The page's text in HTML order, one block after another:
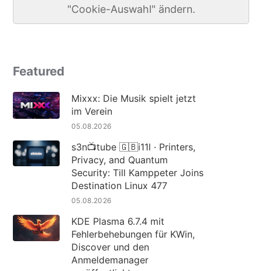
"Cookie-Auswahl" ändern.
Featured
Mixxx: Die Musik spielt jetzt
im Verein
05.08.2026
s3n📺tube 🇬🇧i11l · Printers,
Privacy, and Quantum
Security: Till Kamppeter Joins
Destination Linux 477
05.08.2026
KDE Plasma 6.7.4 mit
Fehlerbehebungen für KWin,
Discover und den
Anmeldemanager